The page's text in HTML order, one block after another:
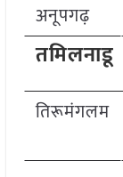
अनूपगढ़
तमिलनाडू
तिरूमंगलम